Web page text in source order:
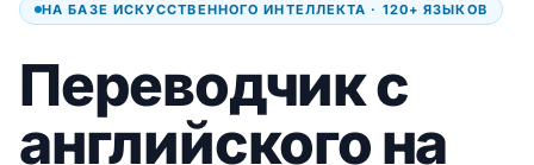
НА БАЗЕ ИСКУССТВЕННОГО ИНТЕЛЛЕКТА · 120+ ЯЗЫКОВ
Переводчик с
английского на